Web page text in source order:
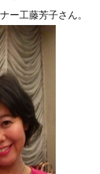
ー工藤芳子さん。